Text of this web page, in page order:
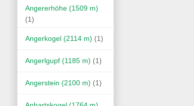
Angererhöhe (1509 m)
(1)
Angerkogel (2114 m) (1)
Angerlgupf (1185 m) (1)
Angerstein (2100 m) (1)